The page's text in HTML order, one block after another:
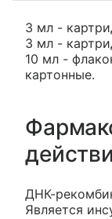
3 мл -
3 мл -
10 мл -
картонные.
ДНК-
Является